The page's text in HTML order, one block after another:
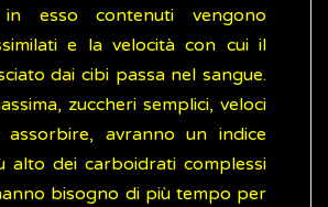
in esso contenuti vengono
e la velocità con cui il
dai cibi passa nel sangue.
zuccheri semplici, veloci
avranno un indice
alto dei carboidrati complessi
bisogno di più tempo per